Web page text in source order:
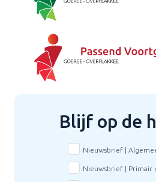
Blijf op de
Nieuwsbrief |
Nieuwsbrief | Primair